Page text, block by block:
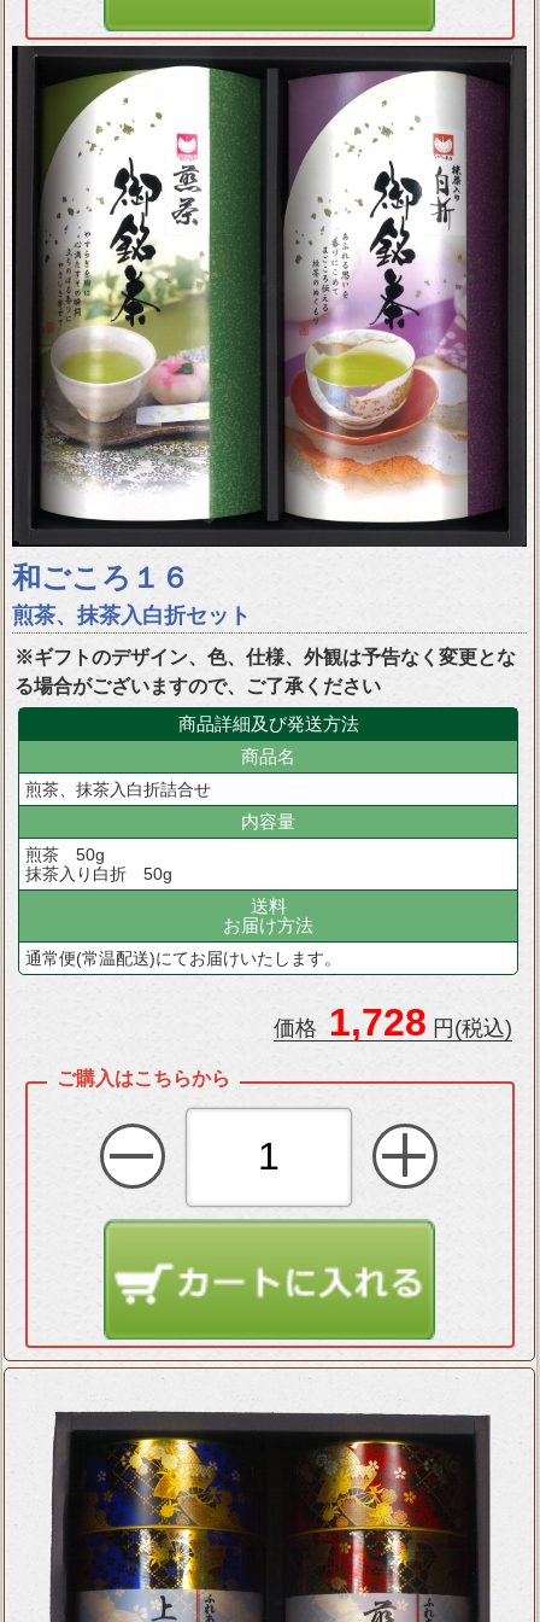
和ごころ１６
煎茶、抹茶入白折セット
※ギフトのデザイン、色、仕様、外観は予告なく変更とな
る場合がございますので、ご了承ください
商品詳細及び発送方法
商品名
煎茶、抹茶入白折詰合せ
内容量
煎茶 50g
抹茶入り白折 50g
送料
お届け方法
通常便(常温配送)にてお届けいたします。
価格 1,728 円(税込)